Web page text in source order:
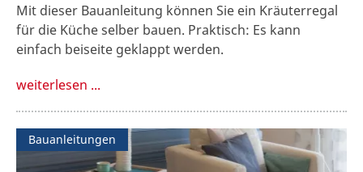
Mit dieser Bauanleitung können Sie ein Kräuterregal
für die Küche selber bauen. Praktisch: Es kann
einfach beiseite geklappt werden.
weiterlesen ...
Bauanleitungen